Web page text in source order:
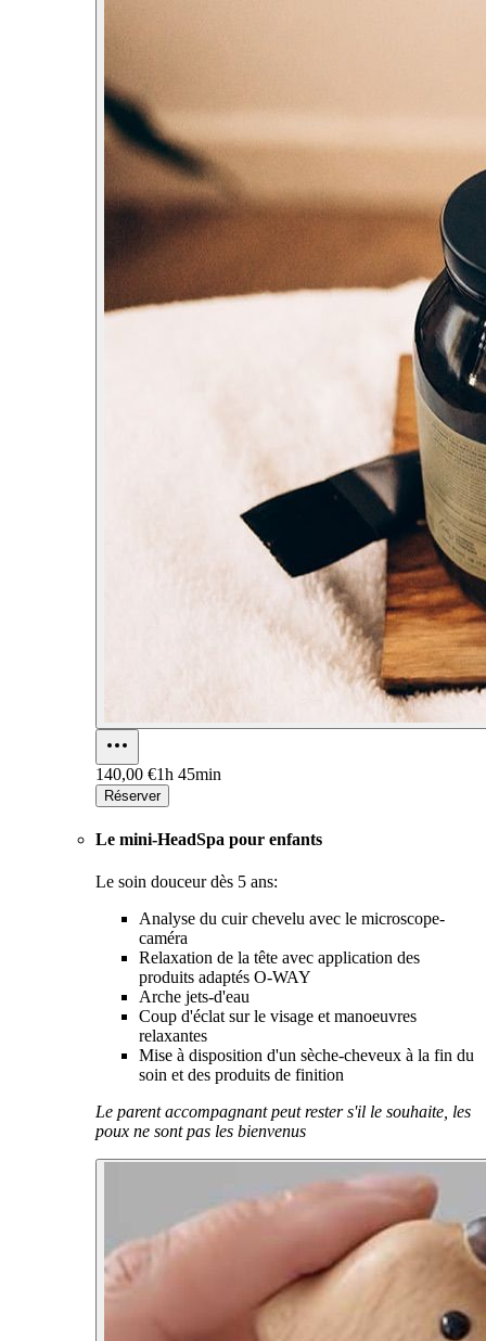
140,00 €1h 45min
Réserver
Le mini-HeadSpa pour enfants
Le soin douceur dès 5 ans:
Analyse du cuir chevelu avec le microscope-
caméra
Relaxation de la tête avec application des
produits adaptés O-WAY
Arche jets-d'eau
Coup d'éclat sur le visage et manoeuvres
relaxantes
Mise à disposition d'un sèche-cheveux à la fin du
soin et des produits de finition
Le parent accompagnant peut rester s'il le souhaite, les
poux ne sont pas les bienvenus